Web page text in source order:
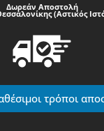
Δωρεάν Αποστολή
(Αστικός
τρόποι